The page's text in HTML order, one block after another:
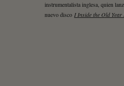
instrumentalista inglesa, quien
nuevo disco I Inside the Old